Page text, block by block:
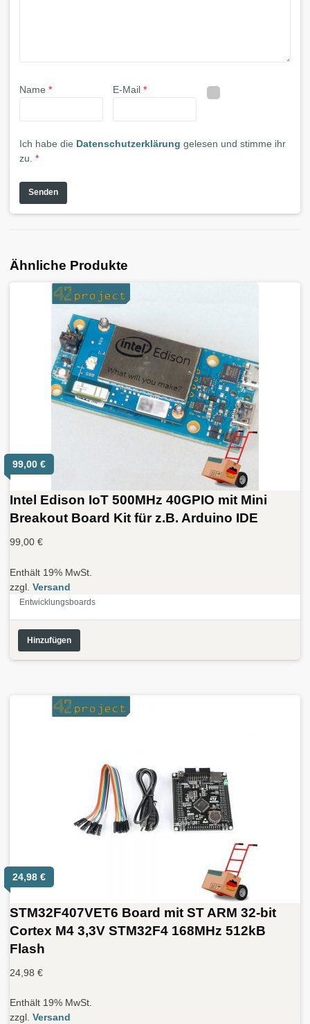
Name * E-Mail*
Ich habe die Datenschutzerklärung gelesen und stimme ihr
zu. *
Ähnliche Produkte
99,00 €
Intel Edison IoT 500MHz 40GPIO mit Mini
Breakout Board Kit für z.B. Arduino IDE
99,00 €
Enthält 19% MwSt.
zzgl. Versand
Entwicklungsboards
Hinzufügen
24,98 €
STM32F407VET6 Board mit ST ARM 32-bit
Cortex M4 3,3V STM32F4 168MHz 512kB
Flash
24,98 €
Enthält 19% MwSt.
zzgl. Versand